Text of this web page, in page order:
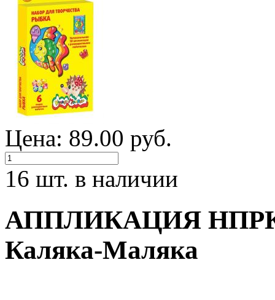
Цена: 89.00 руб.
16 шт. в наличии
АППЛИКАЦИЯ
Каляка-Маляка